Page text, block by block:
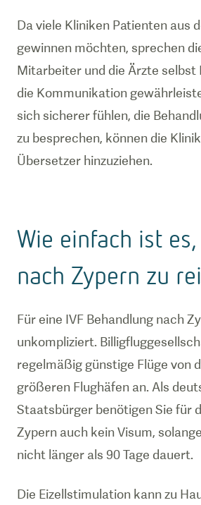
Da viele Kliniken Patienten aus
gewinnen möchten, sprechen
Mitarbeiter und die Ärzte selbst
die Kommunikation
sich sicherer fühlen, die
zu besprechen, können die
Übersetzer hinzuziehen.
Wie einfach ist
nach Zypern zu
Für eine IVF Behandlung nach
unkompliziert.
regelmäßig günstige Flüge von
größeren Flughäfen an. Als
Staatsbürger benötigen Sie für
Zypern auch kein Visum,
nicht länger als 90 Tage dauert.
Die Eizellstimulation kann zu